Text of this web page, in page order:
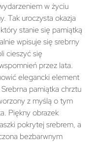
w życiu
Tak uroczysta okazja
stanie się pamiątką
wpisuje się srebrny
cieszyć się
przez lata.
elegancki element
pamiątka chrztu
z myślą o tym
Piękny obrazek
pokrytej srebrem, a
bezbarwnym